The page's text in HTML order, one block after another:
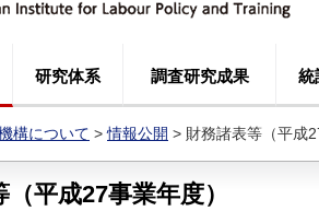
研究体系 調査研究成果 統
構について >情報公開 > 財務諸表等（平成
平成27事業年度）